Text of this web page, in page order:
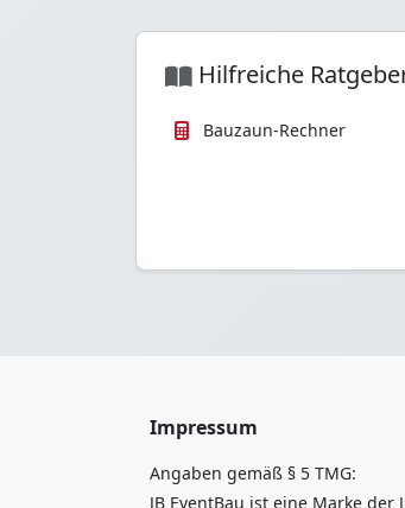
Hilfreiche
Bauzaun-Rechner
Impressum
Angaben gemäß § 5 TMG:
JB EventBau ist eine Marke der